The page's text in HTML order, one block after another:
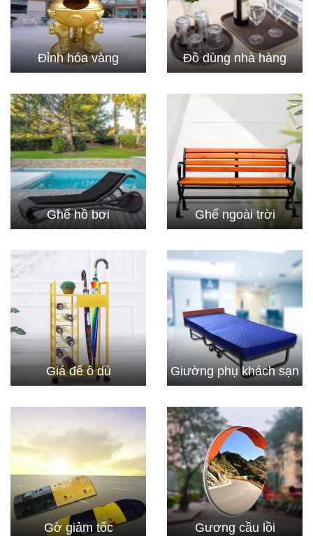
Đỉnh hóa vàng Đồ dùng nhà hàng
Ghế hồ bơi Ghế ngoài trời
Giá để ô dù Giường phụ khách sạn
Gờ giảm tốc Gương cầu lồi